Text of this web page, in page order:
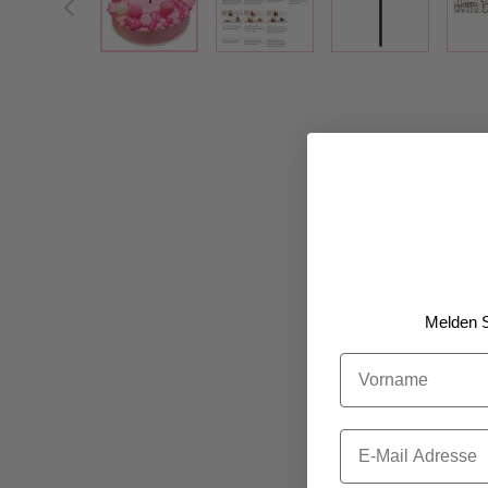
Melden
Vorname
Email